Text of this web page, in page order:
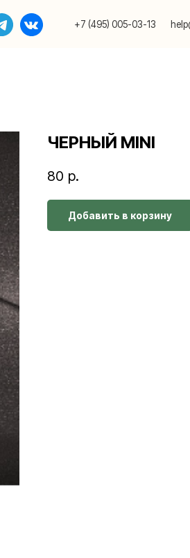
+7 (495) 005-03-13 help@upakovali.online
ЧЕРНЫЙ MINI
80 р.
Добавить в корзину